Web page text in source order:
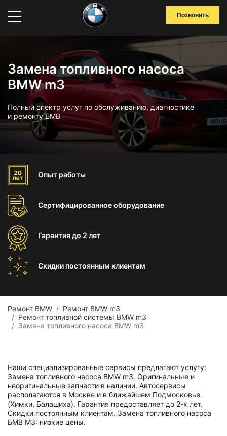
Позвонить
Замена топливного насоса
BMW m3
Полный спектр услуг по обслуживанию, диагностике
и ремонту БМВ
Опыт работы
Сертифицированноеоборудование
Гарантиядо 2 лет
Скидки постоянным клиентам
Ремонт BMW
Ремонт BMW m3
Ремонт топливной системы BMW m3
Замена топливного насоса BMW m3
Наши специализированные сервисы предлагают услугу:
Замена топливного насоса BMW m3. Оригинальные и
неоригинальные запчасти в наличии. Автосервисы
располагаются в Москве и в ближайшем Подмосковье
(Химки, Балашиха). Гарантия предоставляет до 2-х лет.
Скидки постоянным клиентам. Замена топливного насоса
БМВ М3: низкие цены.